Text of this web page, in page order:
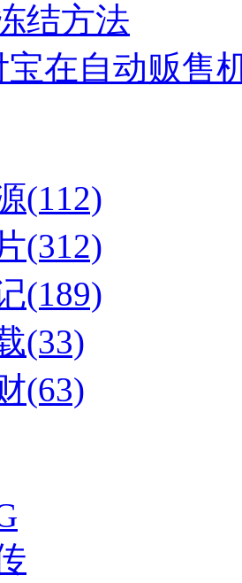
结方法
宝在自动贩售
(112)
(312)
(189)
(33)
(63)